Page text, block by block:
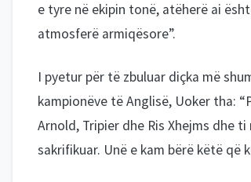
e tyre në ekipin tonë, atëherë ai
atmosferë armiqësore”.
I pyetur për të zbuluar diçka më
kampionëve të Anglisë, Uoker tha:
Arnold, Tripier dhe Ris Xhejms dhe
sakrifikuar. Unë e kam bërë këtë që